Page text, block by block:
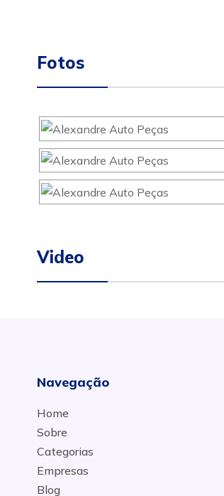
Fotos
Video
Navegação
Home
Sobre
Categorias
Empresas
Blog